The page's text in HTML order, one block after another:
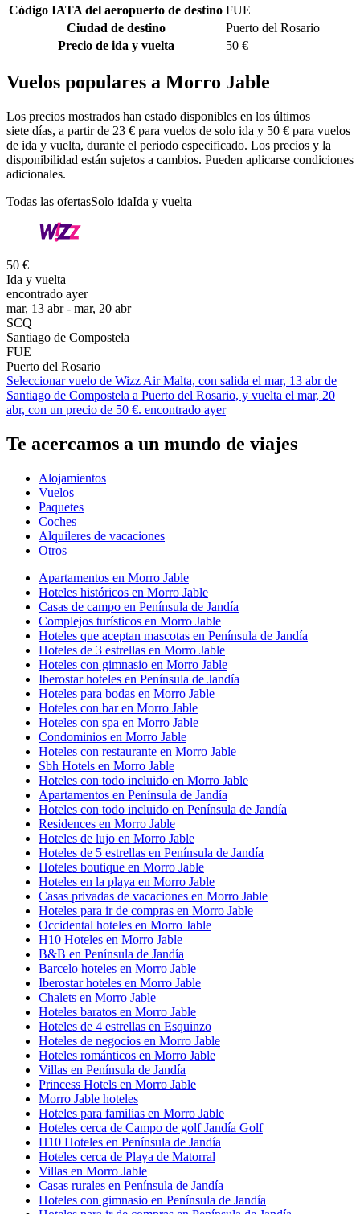
Código IATA del aeropuerto de destino FUE
Ciudad de destino
Puerto del Rosario
Precio de ida y vuelta
50 €
Vuelos populares a Morro Jable
Los precios mostrados han estado disponibles en los últimos
siete días, a partir de 23 € para vuelos de solo ida y 50 € para vuelos
de ida y vuelta, durante el periodo especificado. Los precios y la
disponibilidad están sujetos a cambios. Pueden aplicarse condiciones
adicionales.
Todas las ofertasSolo idaIda y vuelta
50 €
Ida y vuelta
encontrado ayer
mar, 13 abr - mar, 20 abr
SCQ
Santiago de Compostela
FUE
Puerto del Rosario
Seleccionar vuelo de Wizz Air Malta, con salida el mar, 13 abr de
Santiago de Compostela a Puerto del Rosario, y vuelta el mar, 20
abr, con un precio de 50 €. encontrado ayer
Te acercamos a un mundo de viajes
Alojamientos
Vuelos
Paquetes
Coches
Alquileres de vacaciones
Otros
Apartamentos en Morro Jable
Hoteles históricos en Morro Jable
Casas de campo en Península de Jandía
Complejos turísticos en Morro Jable
Hoteles que aceptan mascotas en Península de Jandía
Hoteles de 3 estrellas en Morro Jable
Hoteles con gimnasio en Morro Jable
Iberostar hoteles en Península de Jandía
Hoteles para bodas en Morro Jable
Hoteles con bar en Morro Jable
Hoteles con spa en Morro Jable
Condominios en Morro Jable
Hoteles con restaurante en Morro Jable
Sbh Hotels en Morro Jable
Hoteles con todo incluido en Morro Jable
Apartamentos en Península de Jandía
Hoteles con todo incluido en Península de Jandía
Residences en Morro Jable
Hoteles de lujo en Morro Jable
Hoteles de 5 estrellas en Península de Jandía
Hoteles boutique en Morro Jable
Hoteles en la playa en Morro Jable
Casas privadas de vacaciones en Morro Jable
Hoteles para ir de compras en Morro Jable
Occidental hoteles en Morro Jable
H10 Hoteles en Morro Jable
B&B en Península de Jandía
Barcelo hoteles en Morro Jable
Iberostar hoteles en Morro Jable
Chalets en Morro Jable
Hoteles baratos en Morro Jable
Hoteles de 4 estrellas en Esquinzo
Hoteles de negocios en Morro Jable
Hoteles románticos en Morro Jable
Villas en Península de Jandía
Princess Hotels en Morro Jable
Morro Jable hoteles
Hoteles para familias en Morro Jable
Hoteles cerca de Campo de golf Jandía Golf
H10 Hoteles en Península de Jandía
Hoteles cerca de Playa de Matorral
Villas en Morro Jable
Casas rurales en Península de Jandía
Hoteles con gimnasio en Península de Jandía